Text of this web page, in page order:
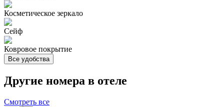
Косметическое зеркало
Сейф
Ковровое покрытие
Все удобства
Другие номера в отеле
Смотреть все